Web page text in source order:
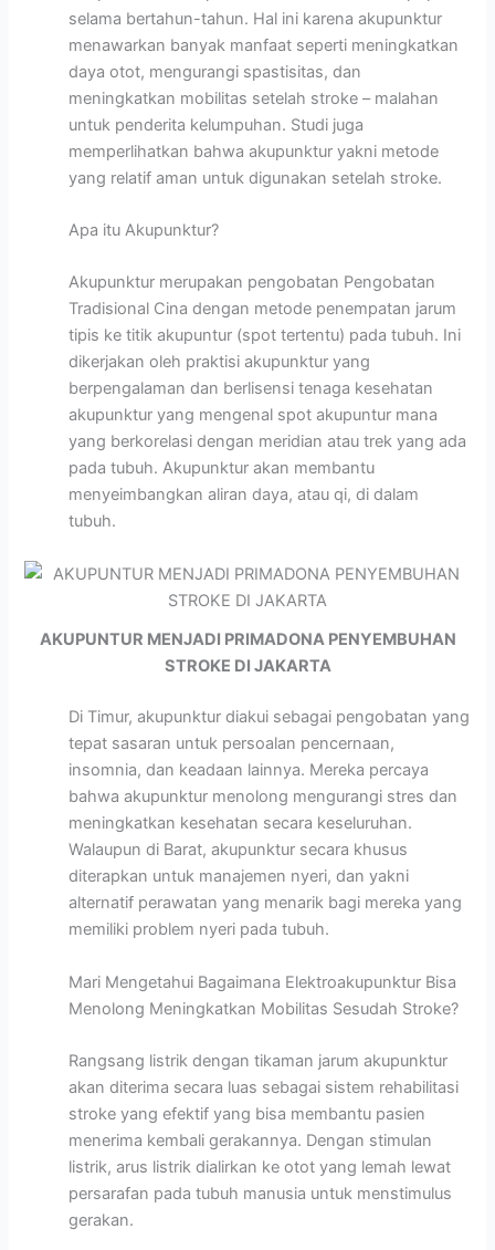
selama bertahun-tahun. Hal ini karena akupunktur
menawarkan banyak manfaat seperti meningkatkan
daya otot, mengurangi spastisitas, dan
meningkatkan mobilitas setelah stroke – malahan
untuk penderita kelumpuhan. Studi juga
memperlihatkan bahwa akupunktur yakni metode
yang relatif aman untuk digunakan setelah stroke.
Apa itu Akupunktur?
Akupunktur merupakan pengobatan Pengobatan
Tradisional Cina dengan metode penempatan jarum
tipis ke titik akupuntur (spot tertentu) pada tubuh. Ini
dikerjakan oleh praktisi akupunktur yang
berpengalaman dan berlisensi tenaga kesehatan
akupunktur yang mengenal spot akupuntur mana
yang berkorelasi dengan meridian atau trek yang ada
pada tubuh. Akupunktur akan membantu
menyeimbangkan aliran daya, atau qi, di dalam
tubuh.
AKUPUNTUR MENJADI PRIMADONA PENYEMBUHAN
STROKE DI JAKARTA
Di Timur, akupunktur diakui sebagai pengobatan yang
tepat sasaran untuk persoalan pencernaan,
insomnia, dan keadaan lainnya. Mereka percaya
bahwa akupunktur menolong mengurangi stres dan
meningkatkan kesehatan secara keseluruhan.
Walaupun di Barat, akupunktur secara khusus
diterapkan untuk manajemen nyeri, dan yakni
alternatif perawatan yang menarik bagi mereka yang
memiliki problem nyeri pada tubuh.
Mari Mengetahui Bagaimana Elektroakupunktur Bisa
Menolong Meningkatkan Mobilitas Sesudah Stroke?
Rangsang listrik dengan tikaman jarum akupunktur
akan diterima secara luas sebagai sistem rehabilitasi
stroke yang efektif yang bisa membantu pasien
menerima kembali gerakannya. Dengan stimulan
listrik, arus listrik dialirkan ke otot yang lemah lewat
persarafan pada tubuh manusia untuk menstimulus
gerakan.